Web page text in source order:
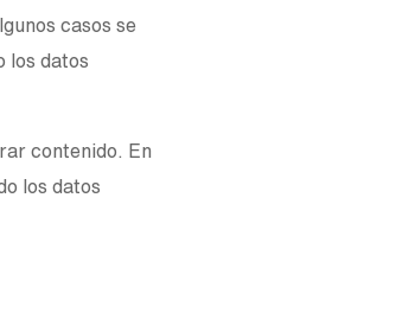
casos se
los datos
contenido. En
los datos